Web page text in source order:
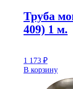
Труба
409) 1 м.
1 173 ₽
В корзину